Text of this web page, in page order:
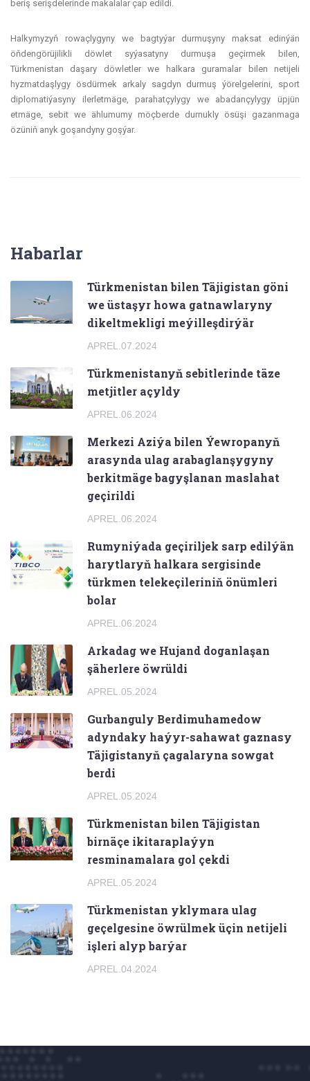
beriş serişdelerinde makalalar çap edildi.
Halkymyzyň rowaçlygyny we bagtyýar durmuşyny maksat edinýän
öňdengörüjilikli döwlet syýasatyny durmuşa geçirmek bilen,
Türkmenistan daşary döwletler we halkara guramalar bilen netijeli
hyzmatdaşlygy ösdürmek arkaly sagdyn durmuş ýörelgelerini, sport
diplomatiýasyny ilerletmäge, parahatçylygy we abadançylygy üpjün
etmäge, sebit we ählumumy möçberde durnukly ösüşi gazanmaga
özüniň anyk goşandyny goşýar.
Habarlar
Türkmenistan bilen Täjigistan göni
we üstaşyr howa gatnawlaryny
dikeltmekligi meýilleşdirýär
APREL.07.2024
Türkmenistanyň sebitlerinde täze
metjitler açyldy
APREL.06.2024
Merkezi Aziýa bilen Ýewropanyň
arasynda ulag arabaglanşygyny
berkitmäge bagyşlanan maslahat
geçirildi
APREL.06.2024
Rumyniýada geçiriljek sarp edilýän
harytlaryň halkara sergisinde
türkmen telekeçileriniň önümleri
bolar
APREL.06.2024
Arkadag we Hujand doganlaşan
şäherlere öwrüldi
APREL.05.2024
Gurbanguly Berdimuhamedow
adyndaky haýyr-sahawat gaznasy
Täjigistanyň çagalaryna sowgat
berdi
APREL.05.2024
Türkmenistan bilen Täjigistan
birnäçe ikitaraplaýyn
resminamalara gol çekdi
APREL.05.2024
Türkmenistan yklymara ulag
geçelgesine öwrülmek üçin netijeli
işleri alyp barýar
APREL.04.2024